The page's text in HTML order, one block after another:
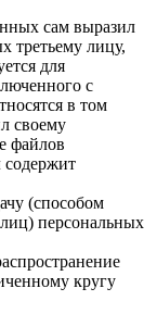
сам выразил
третьему лицу,
для
с
в том
своему
файлов
содержит
(способом
персональных
кругу